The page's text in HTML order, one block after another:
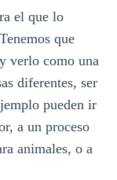
el que lo
que
verlo como una
diferentes, ser
pueden ir
a un proceso
animales, o a